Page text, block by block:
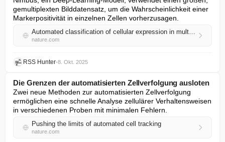
gemultiplexten Bilddatensatz, um die Wahrscheinlichkeit einer
Markerpositivität in einzelnen Zellen vorherzusagen.
Automated classification of cellular expression in multiplexed imaging data with Nimbus
nature.com
RSS Hunter•8. Okt. 2025
Die Grenzen der automatisierten Zellverfolgung ausloten
Zwei neue Methoden zur automatisierten Zellverfolgung
ermöglichen eine schnelle Analyse zellulärer Verhaltensweisen
in verschiedenen Proben mit minimalen Fehlern.
Pushing the limits of automated cell tracking
nature.com